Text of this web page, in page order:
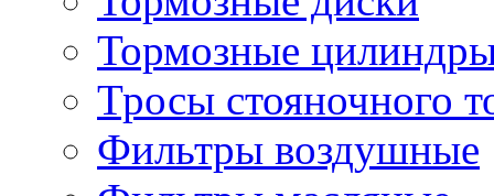
Тормозные
Тросы стояночного
Фильтры воздушные